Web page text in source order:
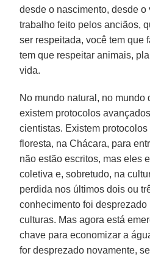
desde o nascimento, desde
trabalho feito pelos anciãos,
ser respeitada, você tem que
tem que respeitar animais,
vida.
No mundo natural, no mundo
existem protocolos
cientistas. Existem
floresta, na Chácara, para
não estão escritos, mas eles
coletiva e, sobretudo, na
perdida nos últimos dois ou
conhecimento foi
culturas. Mas agora está
chave para economizar a
for desprezado novamente,